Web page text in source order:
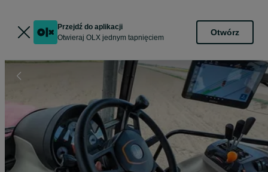
Przejdź do aplikacji
Otwieraj OLX jednym tapnięciem
Otwórz